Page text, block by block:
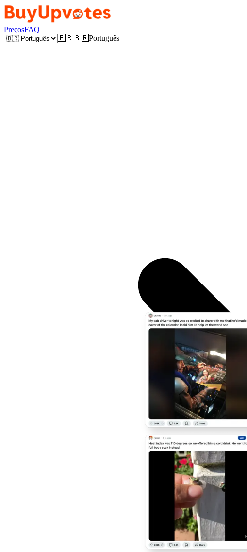
PreçosFAQ
🇧🇷🇧🇷Português